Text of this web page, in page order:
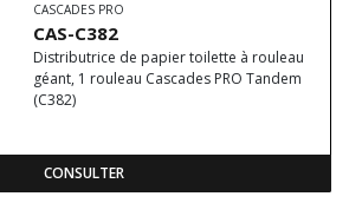
CASCADES PRO
CAS-C382
Distributrice de papier toilette à rouleau
géant, 1 rouleau Cascades PRO Tandem
(C382)
CONSULTER